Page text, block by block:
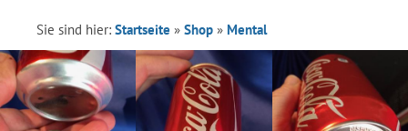
Sie sind hier: Startseite » Shop » Mental